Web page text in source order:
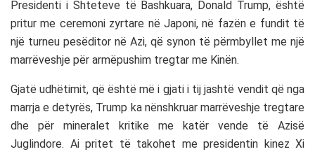
Presidenti i Shteteve të Bashkuara, Donald Trump, është
pritur me ceremoni zyrtare në Japoni, në fazën e fundit të
një turneu pesëditor në Azi, që synon të përmbyllet me një
marrëveshje për armëpushim tregtar me Kinën.
Gjatë udhëtimit, që është më i gjati i tij jashtë vendit që nga
marrja e detyrës, Trump ka nënshkruar marrëveshje tregtare
dhe për mineralet kritike me katër vende të Azisë
Juglindore. Ai pritet të takohet me presidentin kinez Xi